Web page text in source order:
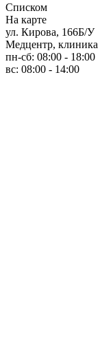
Списком
На карте
ул. Кирова, 166Б/У
Медцентр, клиника
пн-сб: 08:00 - 18:00
вс: 08:00 - 14:00